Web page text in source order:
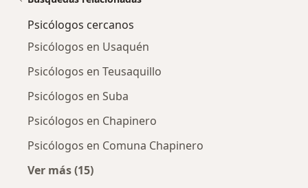
Psicólogos cercanos
Psicólogos en Usaquén
Psicólogos en Teusaquillo
Psicólogos en Suba
Psicólogos en Chapinero
Psicólogos en Comuna Chapinero
Ver más (15)